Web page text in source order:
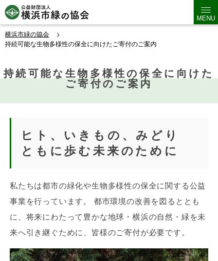
MENU
横浜市緑の協会
持続可能な生物多様性の保全に向けたご寄付のご案内
持続可能な生物多様性の保全に向けた
ご寄付のご案内
ヒト、いきもの、みどり
ともに歩む未来のために
私たちは都市の緑化や生物多様性の保全に関する公益
事業を行っています。 都市環境の改善を図るととも
に、将来にわたって豊かな地球・横浜の自然・緑を未
来へ引き継ぐために、皆様のご寄付が必要です。